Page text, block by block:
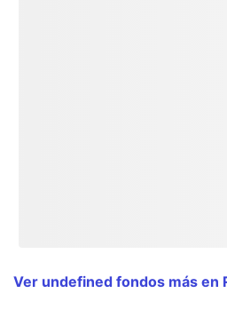
Ver undefined fondos más en